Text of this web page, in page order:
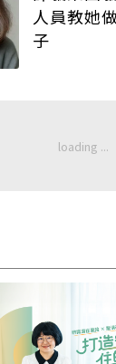
人員教她
子